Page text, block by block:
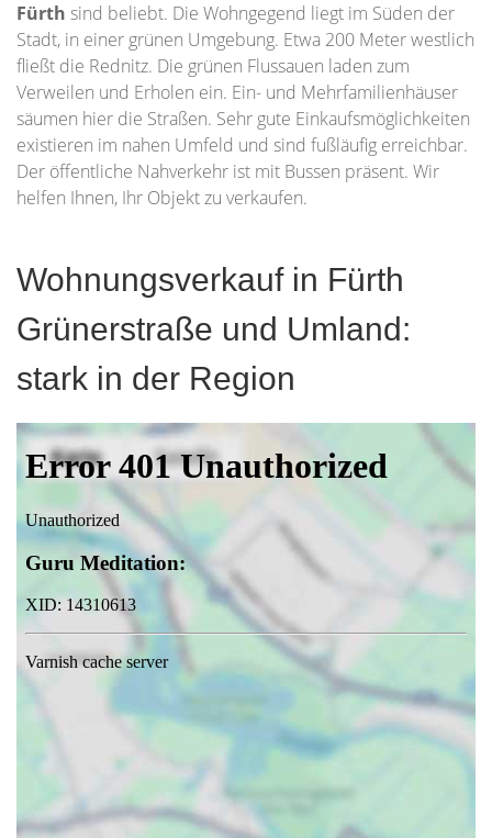
Fürth sind beliebt. Die Wohngegend liegt im Süden der
Stadt, in einer grünen Umgebung. Etwa 200 Meter westlich
fließt die Rednitz. Die grünen Flussauen laden zum
Verweilen und Erholen ein. Ein- und Mehrfamilienhäuser
säumen hier die Straßen. Sehr gute Einkaufsmöglichkeiten
existieren im nahen Umfeld und sind fußläufig erreichbar.
Der öffentliche Nahverkehr ist mit Bussen präsent. Wir
helfen Ihnen, Ihr Objekt zu verkaufen.
Wohnungsverkauf in Fürth
Grünerstraße und Umland:
stark in der Region